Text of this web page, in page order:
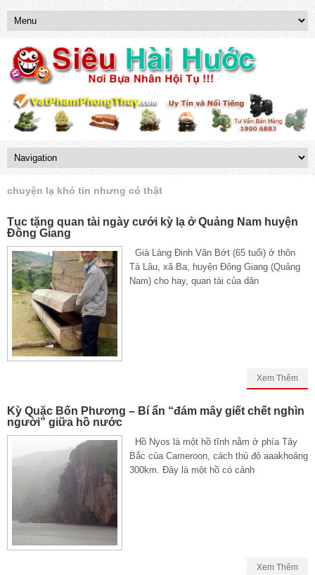
chuyện lạ khó tin nhưng có thật
Tục tặng quan tài ngày cưới kỳ lạ ở Quảng Nam huyện
Đông Giang
Già Làng Đinh Văn Bớt (65 tuổi) ở thôn
Tà Lâu, xã Ba, huyện Đông Giang (Quảng
Nam) cho hay, quan tài của dân
Xem Thêm
Kỳ Quặc Bốn Phương – Bí ẩn “đám mây giết chết nghìn
người” giữa hồ nước
Hồ Nyos là một hồ tĩnh nằm ở phía Tây
Bắc của Cameroon, cách thủ đô aaakhoảng
300km. Đây là một hồ có cảnh
Xem Thêm